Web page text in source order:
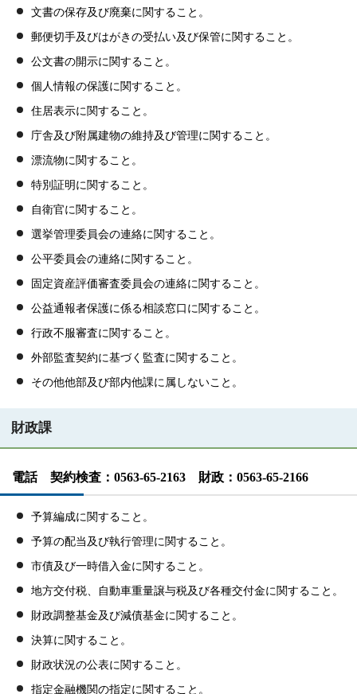
文書の保存及び廃棄に関すること。
郵便切手及びはがきの受払い及び保管に関すること。
公文書の開示に関すること。
個人情報の保護に関すること。
住居表示に関すること。
庁舎及び附属建物の維持及び管理に関すること。
漂流物に関すること。
特別証明に関すること。
自衛官に関すること。
選挙管理委員会の連絡に関すること。
公平委員会の連絡に関すること。
固定資産評価審査委員会の連絡に関すること。
公益通報者保護に係る相談窓口に関すること。
行政不服審査に関すること。
外部監査契約に基づく監査に関すること。
その他他部及び部内他課に属しないこと。
財政課
電話 契約検査：0563-65-2163 財政：0563-65-2166
予算編成に関すること。
予算の配当及び執行管理に関すること。
市債及び一時借入金に関すること。
地方交付税、自動車重量譲与税及び各種交付金に関すること。
財政調整基金及び減債基金に関すること。
決算に関すること。
財政状況の公表に関すること。
指定金融機関の指定に関すること。